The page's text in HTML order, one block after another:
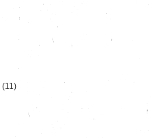
(11)